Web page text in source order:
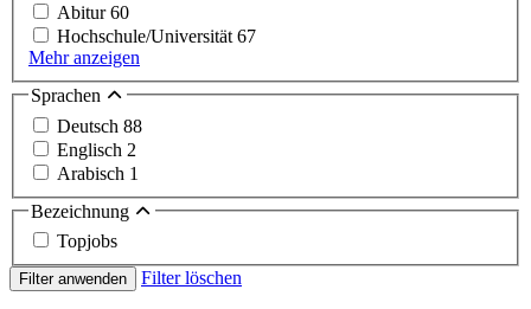
Abitur60
Hochschule/Universität 67
Mehr anzeigen
Sprachen
Deutsch 88
Englisch 2
Arabisch 1
Bezeichnung
Topjobs
Filter anwenden Filter löschen